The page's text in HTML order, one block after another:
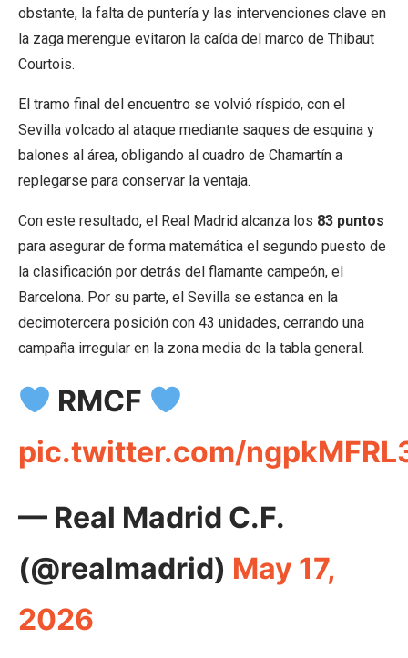
obstante, la falta de puntería y las intervenciones clave en
la zaga merengue evitaron la caída del marco de Thibaut
Courtois.
El tramo final del encuentro se volvió ríspido, con el
Sevilla volcado al ataque mediante saques de esquina y
balones al área, obligando al cuadro de Chamartín a
replegarse para conservar la ventaja.
Con este resultado, el Real Madrid alcanza los 83 puntos
para asegurar de forma matemática el segundo puesto de
la clasificación por detrás del flamante campeón, el
Barcelona. Por su parte, el Sevilla se estanca en la
decimotercera posición con 43 unidades, cerrando una
campaña irregular en la zona media de la tabla general.
RMCF
pic.twitter.com/
— Real Madrid C.F.
(@realmadrid) May 17,
2026